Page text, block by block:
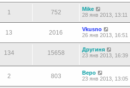
1 752
Mike
28 янв 2013, 13:11
13 2016
Vkusno
26 янв 2013, 16:51
134 15658
Другиня
23 янв 2013, 16:39
2 803
Веро
23 янв 2013, 13:05